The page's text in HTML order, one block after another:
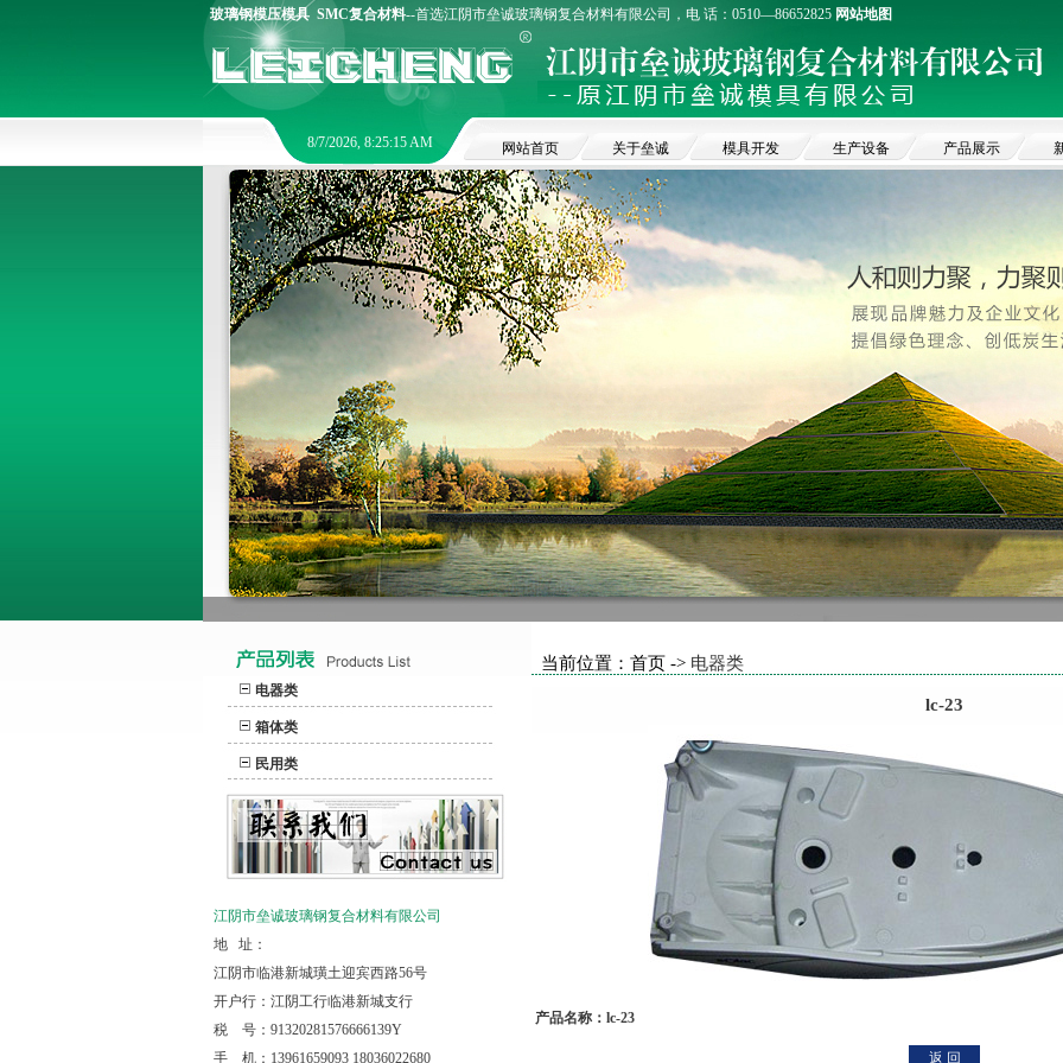
玻璃钢模压模具 SMC复合材料--首选江阴市垒诚玻璃钢复合材料有限公司，电 话：0510—86652825 网站地图
8/7/2026, 8:25:16 AM 网站首页 关于垒诚 模具开发 生产设备 产品展示
电器类
箱体类
民用类
江阴市垒诚玻璃钢复合材料有限公司
地 址：
江阴市临港新城璜土迎宾西路56号
开户行：江阴工行临港新城支行
税 号：91320281576666139Y
手 机：13961659093 18036022680
当前位置：首页 -> 电器类
lc-23
产品名称：lc-23